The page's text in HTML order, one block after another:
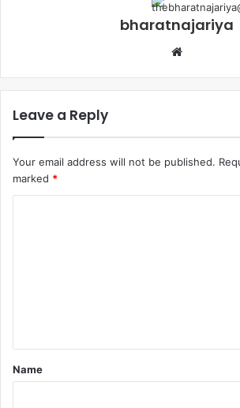
bharatnajariya
Leave a Reply
Your email address will not be published.
marked *
Name